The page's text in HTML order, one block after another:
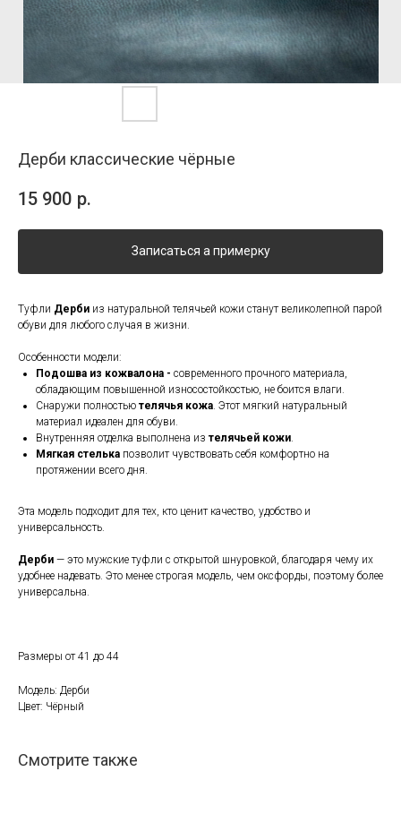
Дерби классические чёрные
15 900 р.
Записаться а примерку
Туфли Дерби из натуральной телячьей кожи станут великолепной парой
обуви для любого случая в жизни.
Особенности модели:
Подошва из кожвалона - современного прочного материала,
обладающим повышенной износостойкостью, не боится влаги.
Снаружи полностью телячья кожа . Этот мягкий натуральный
материал идеален для обуви.
Внутренняя отделка выполнена из телячьей кожи
Мягкая стелька позволит чувствовать себя комфортно на
протяжении всего дня.
Эта модель подходит для тех, кто ценит качество, удобство и
универсальность.
Дерби — это мужские туфли с открытой шнуровкой, благодаря чему их
удобнее надевать. Это менее строгая модель, чем оксфорды, поэтому более
универсальна.
Размеры от 41 до 44
Модель: Дерби
Цвет: Чёрный
Смотрите также